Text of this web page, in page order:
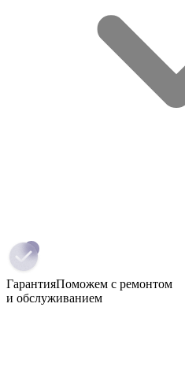
ГарантияПоможем с ремонтом
и обслуживанием